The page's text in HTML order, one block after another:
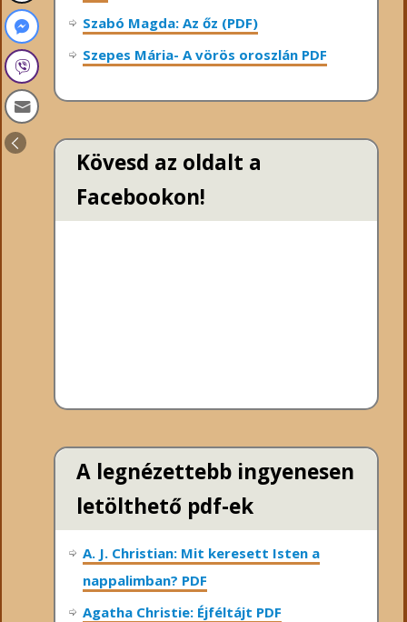
Szabó Magda: Az őz (PDF)
Szepes Mária- A vörös oroszlán PDF
Kövesd az oldalt a
Facebookon!
A legnézettebb ingyenesen
letölthető pdf-ek
A. J. Christian: Mit keresett Isten a
nappalimban? PDF
Agatha Christie: Éjféltájt PDF